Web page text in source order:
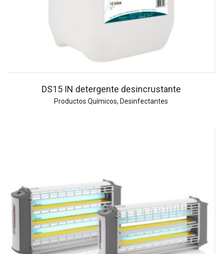
DS15 IN detergente desincrustante
Productos Químicos, Desinfectantes